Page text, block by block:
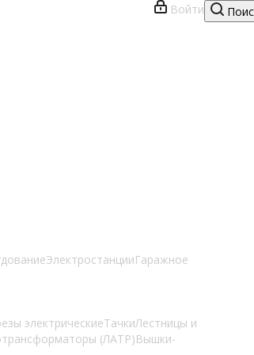
Войти
ЭлектростанцииГаражное
электрическиеТачкиЛестницы и
(ЛАТР)Вышки-